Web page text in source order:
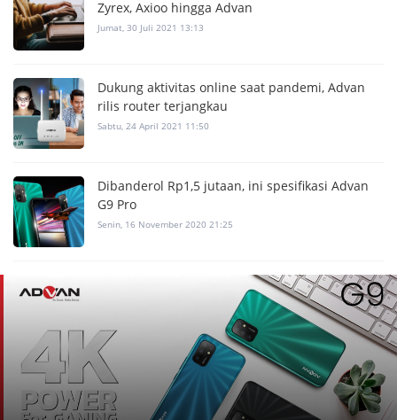
Zyrex, Axioo hingga Advan
Jumat, 30 Juli 2021 13:13
Dukung aktivitas online saat pandemi, Advan
rilis router terjangkau
Sabtu, 24 April 2021 11:50
Dibanderol Rp1,5 jutaan, ini spesifikasi Advan
G9 Pro
Senin, 16 November 2020 21:25